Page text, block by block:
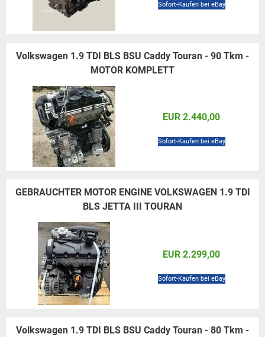
Sofort-Kaufen bei eBay
Volkswagen 1.9 TDI BLS BSU Caddy Touran - 90 Tkm -
MOTOR KOMPLETT
EUR 2.440,00
Sofort-Kaufen bei eBay
GEBRAUCHTER MOTOR ENGINE VOLKSWAGEN 1.9 TDI
BLS JETTA III TOURAN
EUR 2.299,00
Sofort-Kaufen bei eBay
Volkswagen 1.9 TDI BLS BSU Caddy Touran - 80 Tkm -